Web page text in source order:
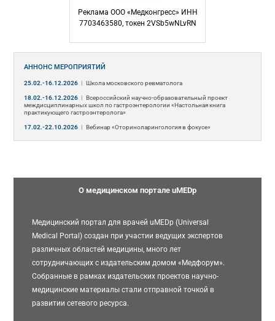
Реклама ООО «Медконгресс» ИНН
7703463580, токен 2VSb5wNLvRN
АННОНС МЕРОПРИЯТИЙ
25.02.-16.12.2026 | Школа московского ревматолога
18.02.-16.12.2026 | Всероссийский научно-образовательный проект
междисциплинарных школ по гастроэнтерологии «Настольная книга
практикующего гастроэнтеролога»
17.02.-22.10.2026 | Вебинар «Оториноларингология в фокусе»
О медицинском портале uMEDp
Медицинский портал для врачей uMEDp (Universal
Medical Portal) создан при участии ведущих экспертов
различных областей медицины, много лет
сотрудничающих с издательским домом «Медфорум».
Собранные в рамках издательских проектов научно-
медицинские материалы стали отправной точкой в
развитии сетевого ресурса.